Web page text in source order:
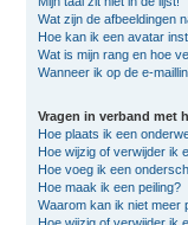
Wat zijn de afbeeldingen
Hoe kan ik een avatar
Wat is mijn rang en hoe
Wanneer ik op de e-
Vragen in verband met
Hoe plaats ik een
Hoe wijzig of verwijder ik
Hoe voeg ik een
Hoe maak ik een peiling?
Waarom kan ik niet meer